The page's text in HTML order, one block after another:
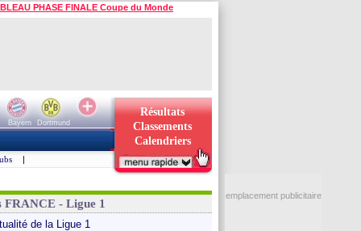
PHASE FINALE Coupe du Monde
Bayern
Dortmund
Résultats
Classements
Calendriers
|
FRANCE - Ligue 1
de la Ligue 1
emplacement publicitaire